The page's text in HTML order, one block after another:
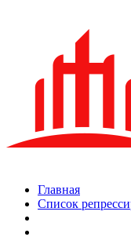
Главная
Список